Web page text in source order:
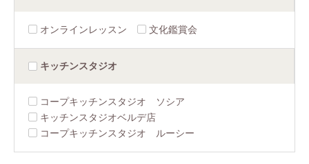
オンラインレッスン 文化鑑賞会
キッチンスタジオ
コープキッチンスタジオ ソシア
キッチンスタジオベルデ店
コープキッチンスタジオ ルーシー